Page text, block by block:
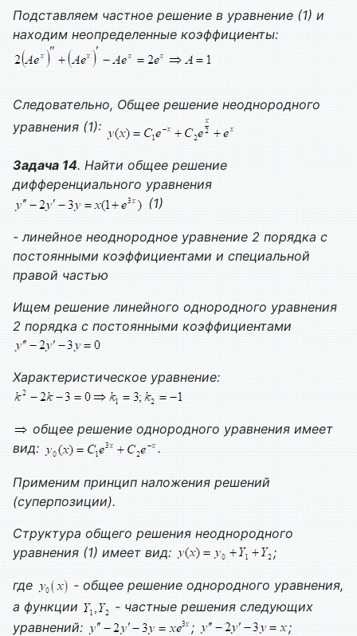
Подставляем частное решение в уравнение (1) и
находим неопределенные коэффициенты:
Следовательно, Общее решение неоднородного
уравнения (1):
Задача 14. Найти общее решение
дифференциального уравнения
(1)
- линейное неоднородное уравнение 2 порядка с
постоянными коэффициентами и специальной
правой частью
Ищем решение линейного однородного уравнения
2 порядка с постоянными коэффициентами
Характеристическое уравнение:
общее решение однородного уравнения имеет
вид:
.
Применим принцип наложения решений
(суперпозиции).
Структура общего решения неоднородного
уравнения (1) имеет вид:
;
где
- общее решение однородного уравнения,
а функции
- частные решения следующих
уравнений:
; ;